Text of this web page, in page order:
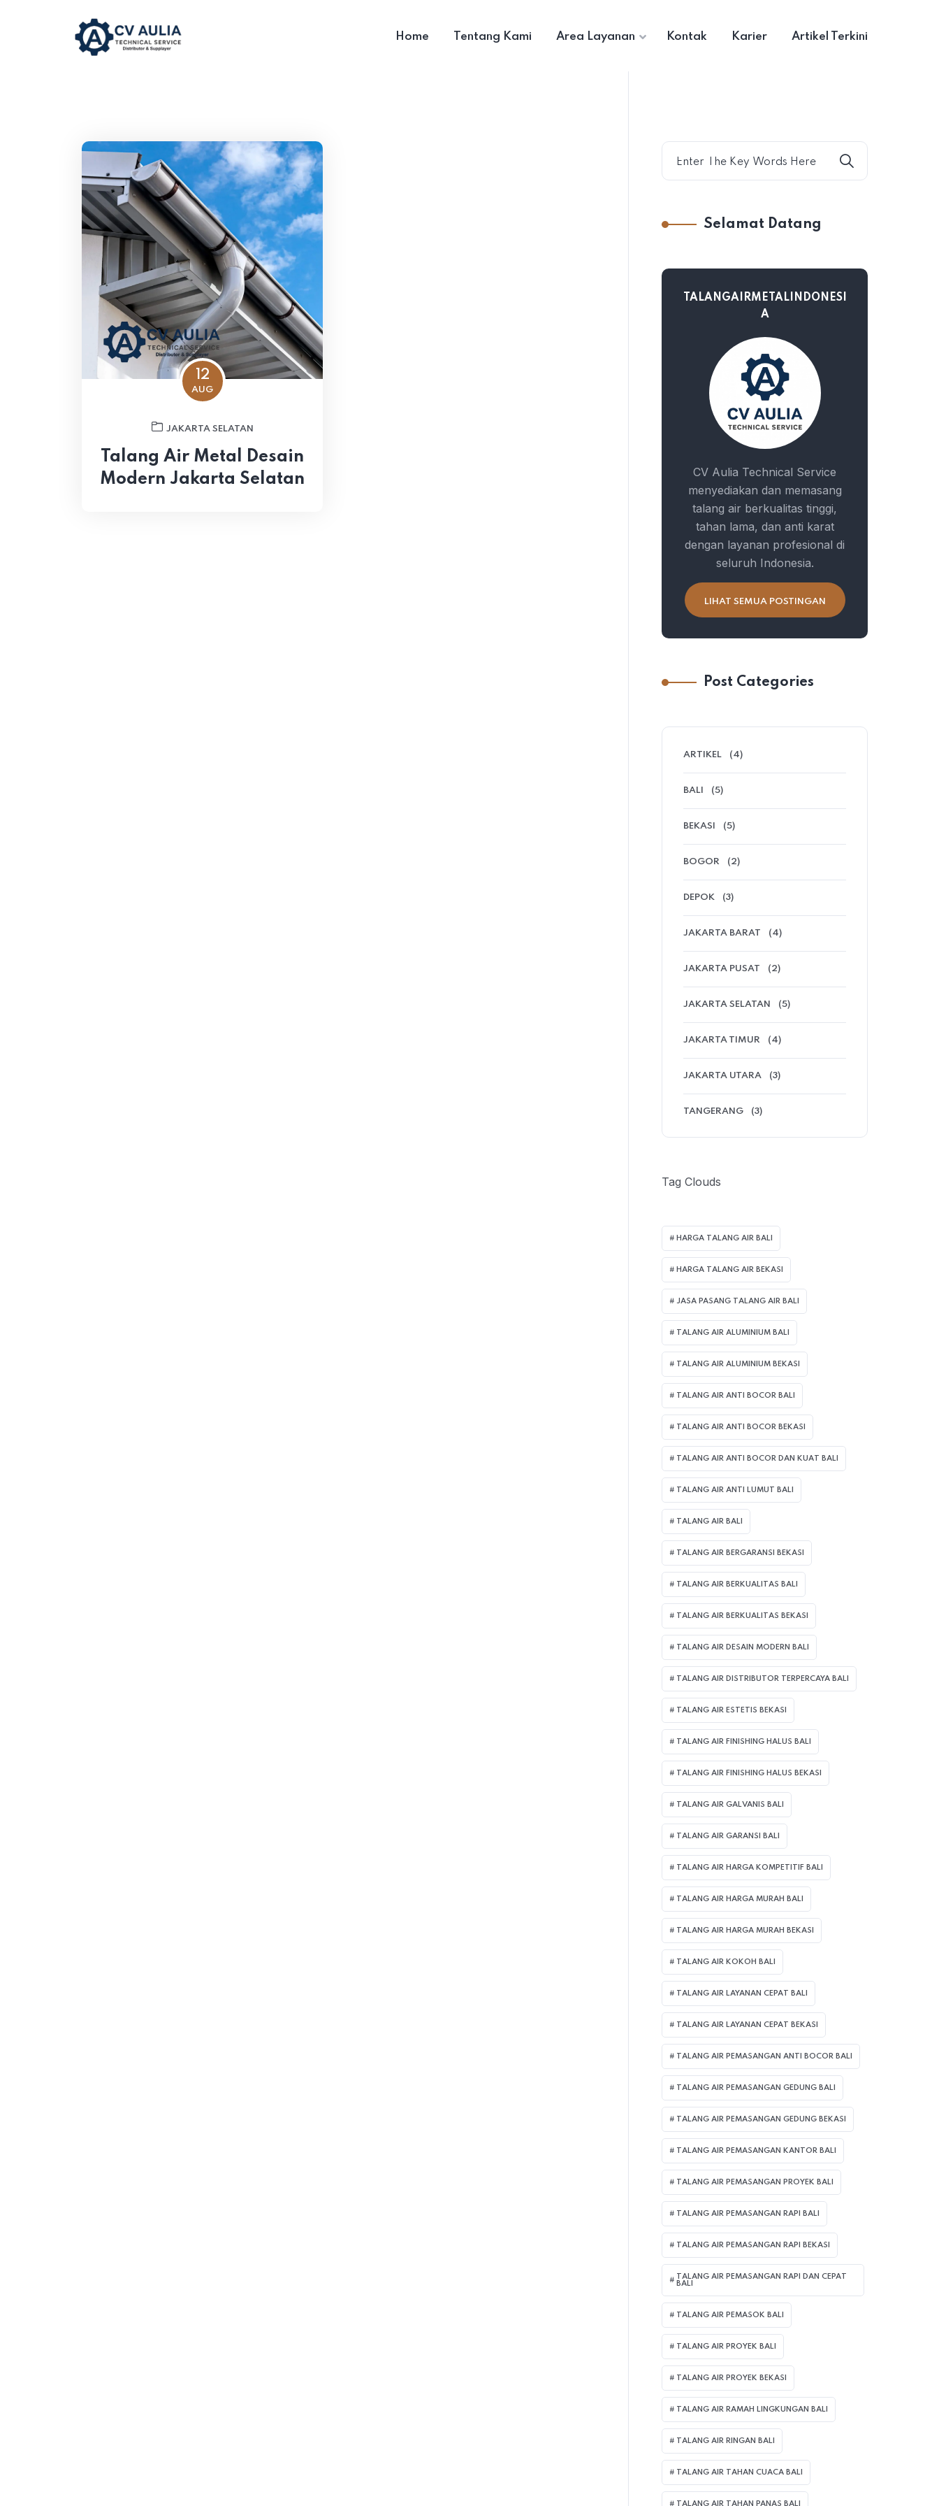
Home Tentang Kami Area Layanan Kontak Karier Artikel Terkini
12
AUG
JAKARTA SELATAN
Talang Air Metal Desain
Modern Jakarta Selatan
Selamat Datang
TALANGAIRMETALINDONESI
A
CV Aulia Technical Service
menyediakan dan memasang
talang air berkualitas tinggi,
tahan lama, dan anti karat
dengan layanan profesional di
seluruh Indonesia.
LIHAT SEMUA POSTINGAN
Post Categories
ARTIKEL (4)
BALI (5)
BEKASI (5)
BOGOR (2)
DEPOK (3)
JAKARTA BARAT (4)
JAKARTA PUSAT (2)
JAKARTA SELATAN (5)
JAKARTA TIMUR (4)
JAKARTA UTARA (3)
TANGERANG (3)
Tag Clouds
HARGA TALANG AIR BALI
HARGA TALANG AIR BEKASI
JASA PASANG TALANG AIR BALI
TALANG AIR ALUMINIUM BALI
TALANG AIR ALUMINIUM BEKASI
TALANG AIR ANTI BOCOR BALI
TALANG AIR ANTI BOCOR BEKASI
TALANG AIR ANTI BOCOR DAN KUAT BALI
TALANG AIR ANTI LUMUT BALI
TALANG AIR BALI
TALANG AIR BERGARANSI BEKASI
TALANG AIR BERKUALITAS BALI
TALANG AIR BERKUALITAS BEKASI
TALANG AIR DESAIN MODERN BALI
TALANG AIR DISTRIBUTOR TERPERCAYA BALI
TALANG AIR ESTETIS BEKASI
TALANG AIR FINISHING HALUS BALI
TALANG AIR FINISHING HALUS BEKASI
TALANG AIR GALVANIS BALI
TALANG AIR GARANSI BALI
TALANG AIR HARGA KOMPETITIF BALI
TALANG AIR HARGA MURAH BALI
TALANG AIR HARGA MURAH BEKASI
TALANG AIR KOKOH BALI
TALANG AIR LAYANAN CEPAT BALI
TALANG AIR LAYANAN CEPAT BEKASI
TALANG AIR PEMASANGAN ANTI BOCOR BALI
TALANG AIR PEMASANGAN GEDUNG BALI
TALANG AIR PEMASANGAN GEDUNG BEKASI
TALANG AIR PEMASANGAN KANTOR BALI
TALANG AIR PEMASANGAN PROYEK BALI
TALANG AIR PEMASANGAN RAPI BALI
TALANG AIR PEMASANGAN RAPI BEKASI
TALANG AIR PEMASANGAN RAPI DAN CEPAT
BALI
TALANG AIR PEMASOK BALI
TALANG AIR PROYEK BALI
TALANG AIR PROYEK BEKASI
TALANG AIR RAMAH LINGKUNGAN BALI
TALANG AIR RINGAN BALI
TALANG AIR TAHAN CUACA BALI
TALANG AIR TAHAN PANAS BALI